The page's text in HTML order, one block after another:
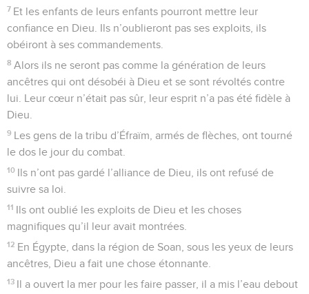
7 Et les enfants de leurs enfants pourront mettre leur
confiance en Dieu. Ils n’oublieront pas ses exploits, ils
obéiront à ses commandements.
8 Alors ils ne seront pas comme la génération de leurs
ancêtres qui ont désobéi à Dieu et se sont révoltés contre
lui. Leur cœur n’était pas sûr, leur esprit n’a pas été fidèle à
Dieu.
9 Les gens de la tribu d’Éfraïm, armés de flèches, ont tourné
le dos le jour du combat.
10 Ils n’ont pas gardé l’alliance de Dieu, ils ont refusé de
suivre sa loi.
11 Ils ont oublié les exploits de Dieu et les choses
magnifiques qu’il leur avait montrées.
12 En Égypte, dans la région de Soan, sous les yeux de leurs
ancêtres, Dieu a fait une chose étonnante.
13 Il a ouvert la mer pour les faire passer, il a mis l’eau debout